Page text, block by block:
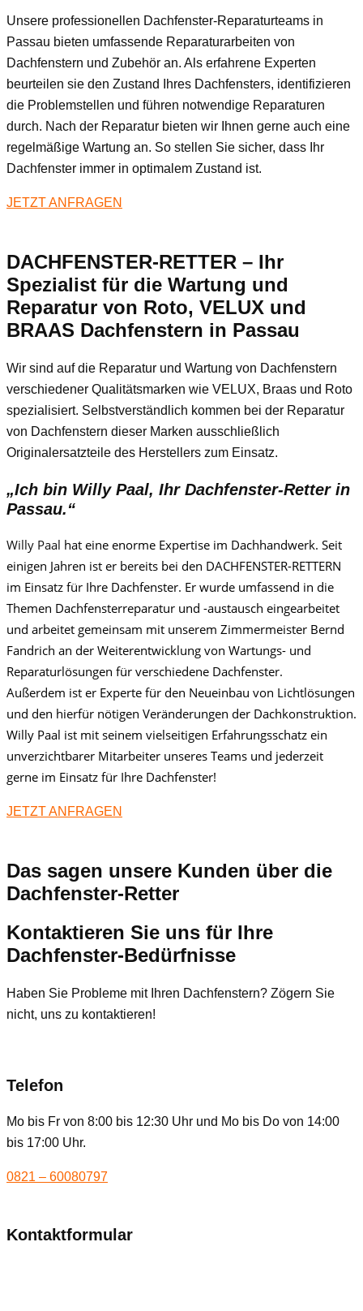
Unsere professionellen Dachfenster-Reparaturteams in
Passau bieten umfassende Reparaturarbeiten von
Dachfenstern und Zubehör an. Als erfahrene Experten
beurteilen sie den Zustand Ihres Dachfensters, identifizieren
die Problemstellen und führen notwendige Reparaturen
durch. Nach der Reparatur bieten wir Ihnen gerne auch eine
regelmäßige Wartung an. So stellen Sie sicher, dass Ihr
Dachfenster immer in optimalem Zustand ist.
JETZT ANFRAGEN
DACHFENSTER-RETTER – Ihr
Spezialist für die Wartung und
Reparatur von Roto, VELUX und
BRAAS Dachfenstern in Passau
Wir sind auf die Reparatur und Wartung von Dachfenstern
verschiedener Qualitätsmarken wie VELUX, Braas und Roto
spezialisiert. Selbstverständlich kommen bei der Reparatur
von Dachfenstern dieser Marken ausschließlich
Originalersatzteile des Herstellers zum Einsatz.
„Ich bin Willy Paal, Ihr Dachfenster-Retter in
Passau.“
Willy Paal hat eine enorme Expertise im Dachhandwerk. Seit
einigen Jahren ist er bereits bei den DACHFENSTER-RETTERN
im Einsatz für Ihre Dachfenster. Er wurde umfassend in die
Themen Dachfensterreparatur und -austausch eingearbeitet
und arbeitet gemeinsam mit unserem Zimmermeister Bernd
Fandrich an der Weiterentwicklung von Wartungs- und
Reparaturlösungen für verschiedene Dachfenster.
Außerdem ist er Experte für den Neueinbau von Lichtlösungen
und den hierfür nötigen Veränderungen der Dachkonstruktion.
Willy Paal ist mit seinem vielseitigen Erfahrungsschatz ein
unverzichtbarer Mitarbeiter unseres Teams und jederzeit
gerne im Einsatz für Ihre Dachfenster!
JETZT ANFRAGEN
Das sagen unsere Kunden über die
Dachfenster-Retter
Kontaktieren Sie uns für Ihre
Dachfenster-Bedürfnisse
Haben Sie Probleme mit Ihren Dachfenstern? Zögern Sie
nicht, uns zu kontaktieren!
Telefon
Mo bis Fr von 8:00 bis 12:30 Uhr und Mo bis Do von 14:00
bis 17:00 Uhr.
0821 – 60080797
Kontaktformular